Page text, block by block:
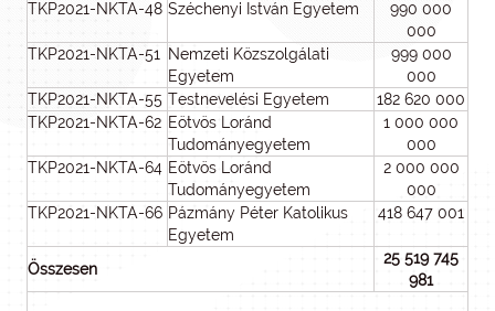
TKP2021-NKTA-48 Széchenyi István Egyetem
990 000
000
TKP2021-NKTA-51
Nemzeti Közszolgálati
Egyetem
999 000
000
TKP2021-NKTA-55 Testnevelési Egyetem
182 620 000
TKP2021-NKTA-62 Eötvös Loránd
Tudományegyetem
1 000 000
000
TKP2021-NKTA-64 Eötvös Loránd
Tudományegyetem
2 000 000
000
TKP2021-NKTA-66 Pázmány Péter Katolikus
Egyetem
418 647 001
Összesen
25 519 745
981